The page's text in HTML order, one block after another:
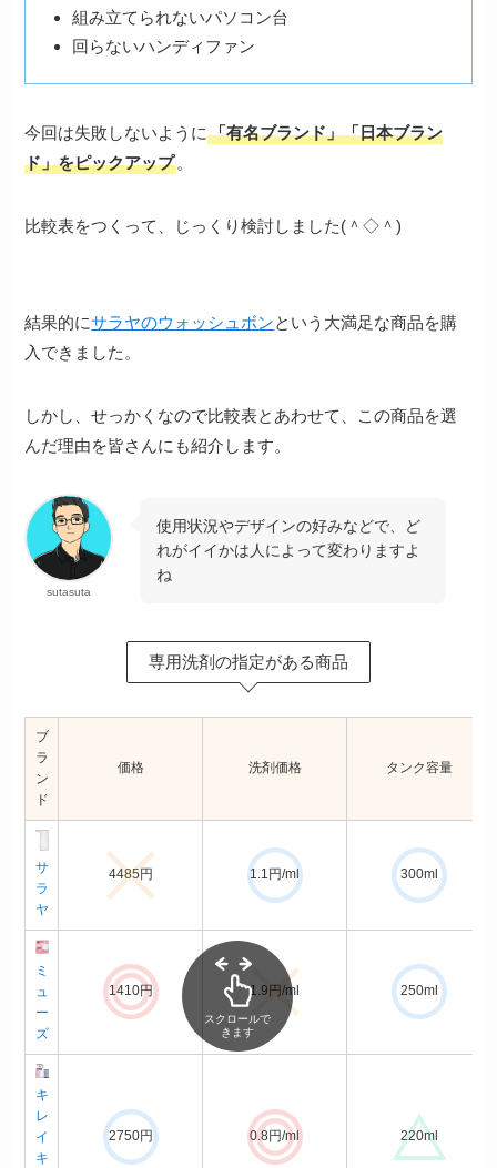
組み立てられないパソコン台
回らないハンディファン
今回は失敗しないように「有名ブランド」「日本ブラン
ド」をピックアップ 。
比較表をつくって、じっくり検討しました(＾◇＾)
結果的にサラヤのウォッシュボンという大満足な商品を購
入できました。
しかし、せっかくなので比較表とあわせて、この商品を選
んだ理由を皆さんにも紹介します。
sutasuta
使用状況やデザインの好みなどで、ど
れがイイかは人によって変わりますよ
ね
専用洗剤の指定がある商品
ブ
ラ
ン
ド
価格 洗剤価格 タンク容量
サ
ラ
ヤ
4485円 1.1円/ml 300ml
ミ
ュ
ー
ズ
1410円 1.9円/ml 250ml
キ
レ
イ
キ
2750円 0.8円/ml 220ml
スクロールで
きます